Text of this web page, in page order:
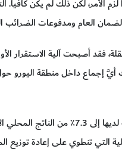
الأمر، لكن ذلك لم يكن كافياً.
إجماع داخل منطقة اليورو
وبذلك، فانَّ الخيار المتبقي هو قيام الدول الأعضاء
تنطوي على إعادة توزيع